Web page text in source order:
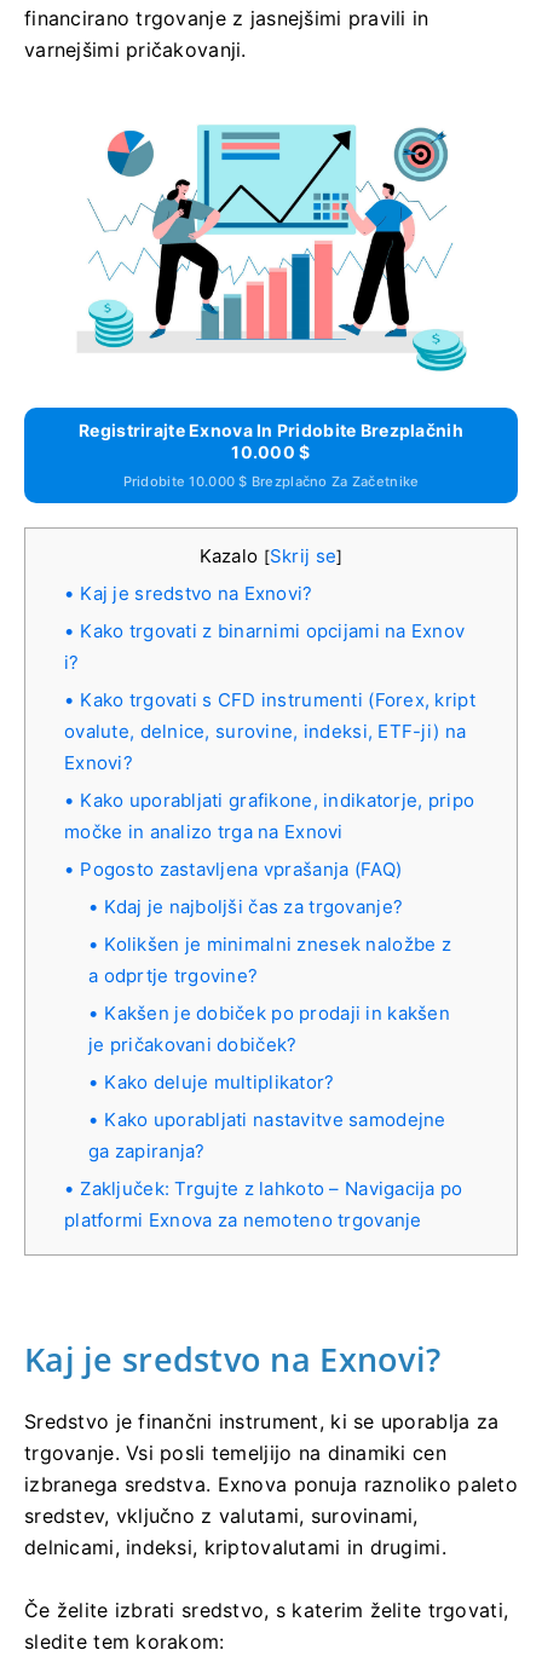
financirano trgovanje z jasnejšimi pravili in
varnejšimi pričakovanji.
Registrirajte Exnova In Pridobite Brezplačnih
10.000 $
Pridobite 10.000 $ Brezplačno Za Začetnike
Kazalo [Skrij se]
Kaj je sredstvo na Exnovi?
Kako trgovati z binarnimi opcijami na Exnov
i?
Kako trgovati s CFD instrumenti (Forex, kript
ovalute, delnice, surovine, indeksi, ETF-ji) na
Exnovi?
Kako uporabljati grafikone, indikatorje, pripo
močke in analizo trga na Exnovi
Pogosto zastavljena vprašanja (FAQ)
Kdaj je najboljši čas za trgovanje?
Kolikšen je minimalni znesek naložbe z
a odprtje trgovine?
Kakšen je dobiček po prodaji in kakšen
je pričakovani dobiček?
Kako deluje multiplikator?
Kako uporabljati nastavitve samodejne
ga zapiranja?
Zaključek: Trgujte z lahkoto – Navigacija po
platformi Exnova za nemoteno trgovanje
Kaj je sredstvo na Exnovi?
Sredstvo je finančni instrument, ki se uporablja za
trgovanje. Vsi posli temeljijo na dinamiki cen
izbranega sredstva. Exnova ponuja raznoliko paleto
sredstev, vključno z valutami, surovinami,
delnicami, indeksi, kriptovalutami in drugimi.
Če želite izbrati sredstvo, s katerim želite trgovati,
sledite tem korakom: